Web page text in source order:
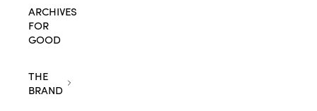
ARCHIVES
FOR
GOOD
THE
BRAND